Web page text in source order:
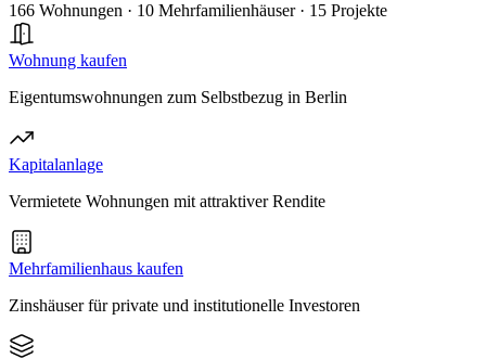
166 Wohnungen · 10 Mehrfamilienhäuser · 15 Projekte
Wohnung kaufen
Eigentumswohnungen zum Selbstbezug in Berlin
Kapitalanlage
Vermietete Wohnungen mit attraktiver Rendite
Mehrfamilienhaus kaufen
Zinshäuser für private und institutionelle Investoren